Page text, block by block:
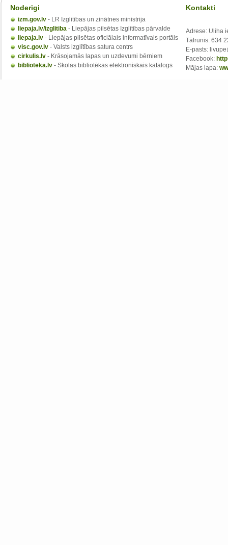
Noderīgi
izm.gov.lv - LR Izglītības un zinātnes ministrija
liepaja.lv/izglitiba - Liepājas pilsētas Izglītības pārvalde
liepaja.lv - Liepājas pilsētas oficiālais informatīvais portāls
visc.gov.lv - Valsts izglītības satura centrs
cirkulis.lv - Krāsojamās lapas un uzdevumi bērniem
biblioteka.lv - Skolas bibliotēkas elektroniskais katalogs
Kontakti
Adrese: Uliha
Tālrunis: 634
E-pasts:
Facebook:
Mājas lapa: